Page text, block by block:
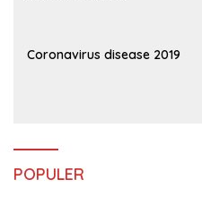
Coronavirus disease 2019
POPULER